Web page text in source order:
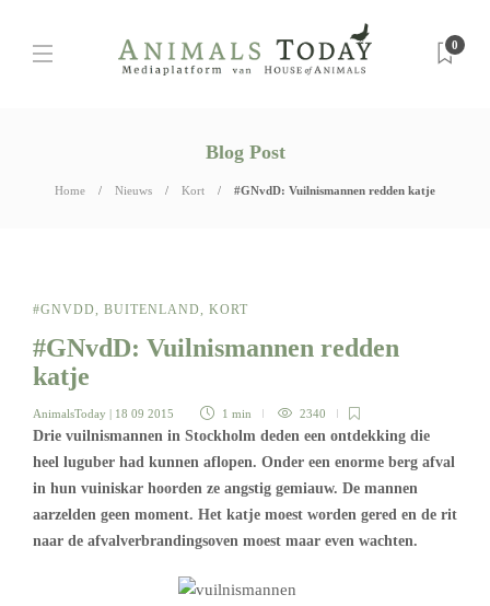
0
Blog Post
Home Nieuws Kort #GNvdD: Vuilnismannen redden katje
#GNVDD, BUITENLAND, KORT
#GNvdD: Vuilnismannen redden
katje
AnimalsToday | 18 09 2015 1 min 2340
Drie vuilnismannen in Stockholm deden een ontdekking die
heel luguber had kunnen aflopen. Onder een enorme berg afval
in hun vuiniskar hoorden ze angstig gemiauw. De mannen
aarzelden geen moment. Het katje moest worden gered en de rit
naar de afvalverbrandingsoven moest maar even wachten.